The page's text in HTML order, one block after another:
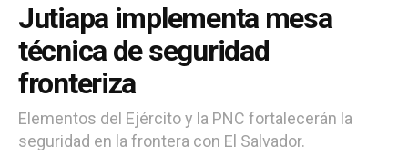
Jutiapa implementa mesa
técnica de seguridad
fronteriza
Elementos del Ejército y la PNC fortalecerán la
seguridad en la frontera con El Salvador.